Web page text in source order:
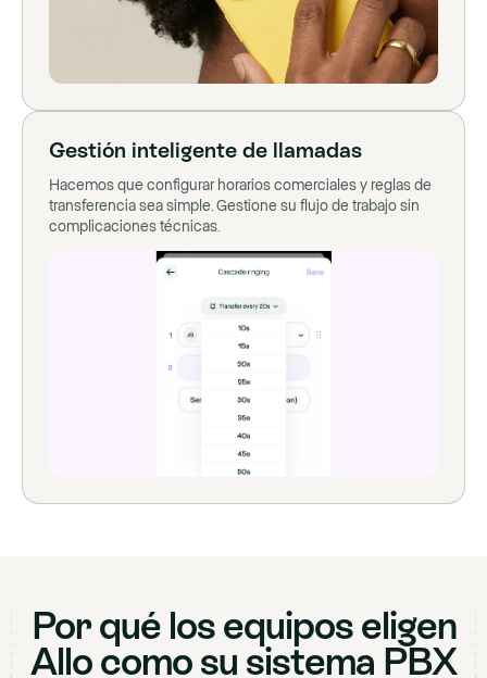
Gestión inteligente de llamadas
Hacemos que configurar horarios comerciales y reglas de
transferencia sea simple. Gestione su flujo de trabajo sin
complicaciones técnicas.
Por qué los equipos eligen
Allo como su sistema PBX